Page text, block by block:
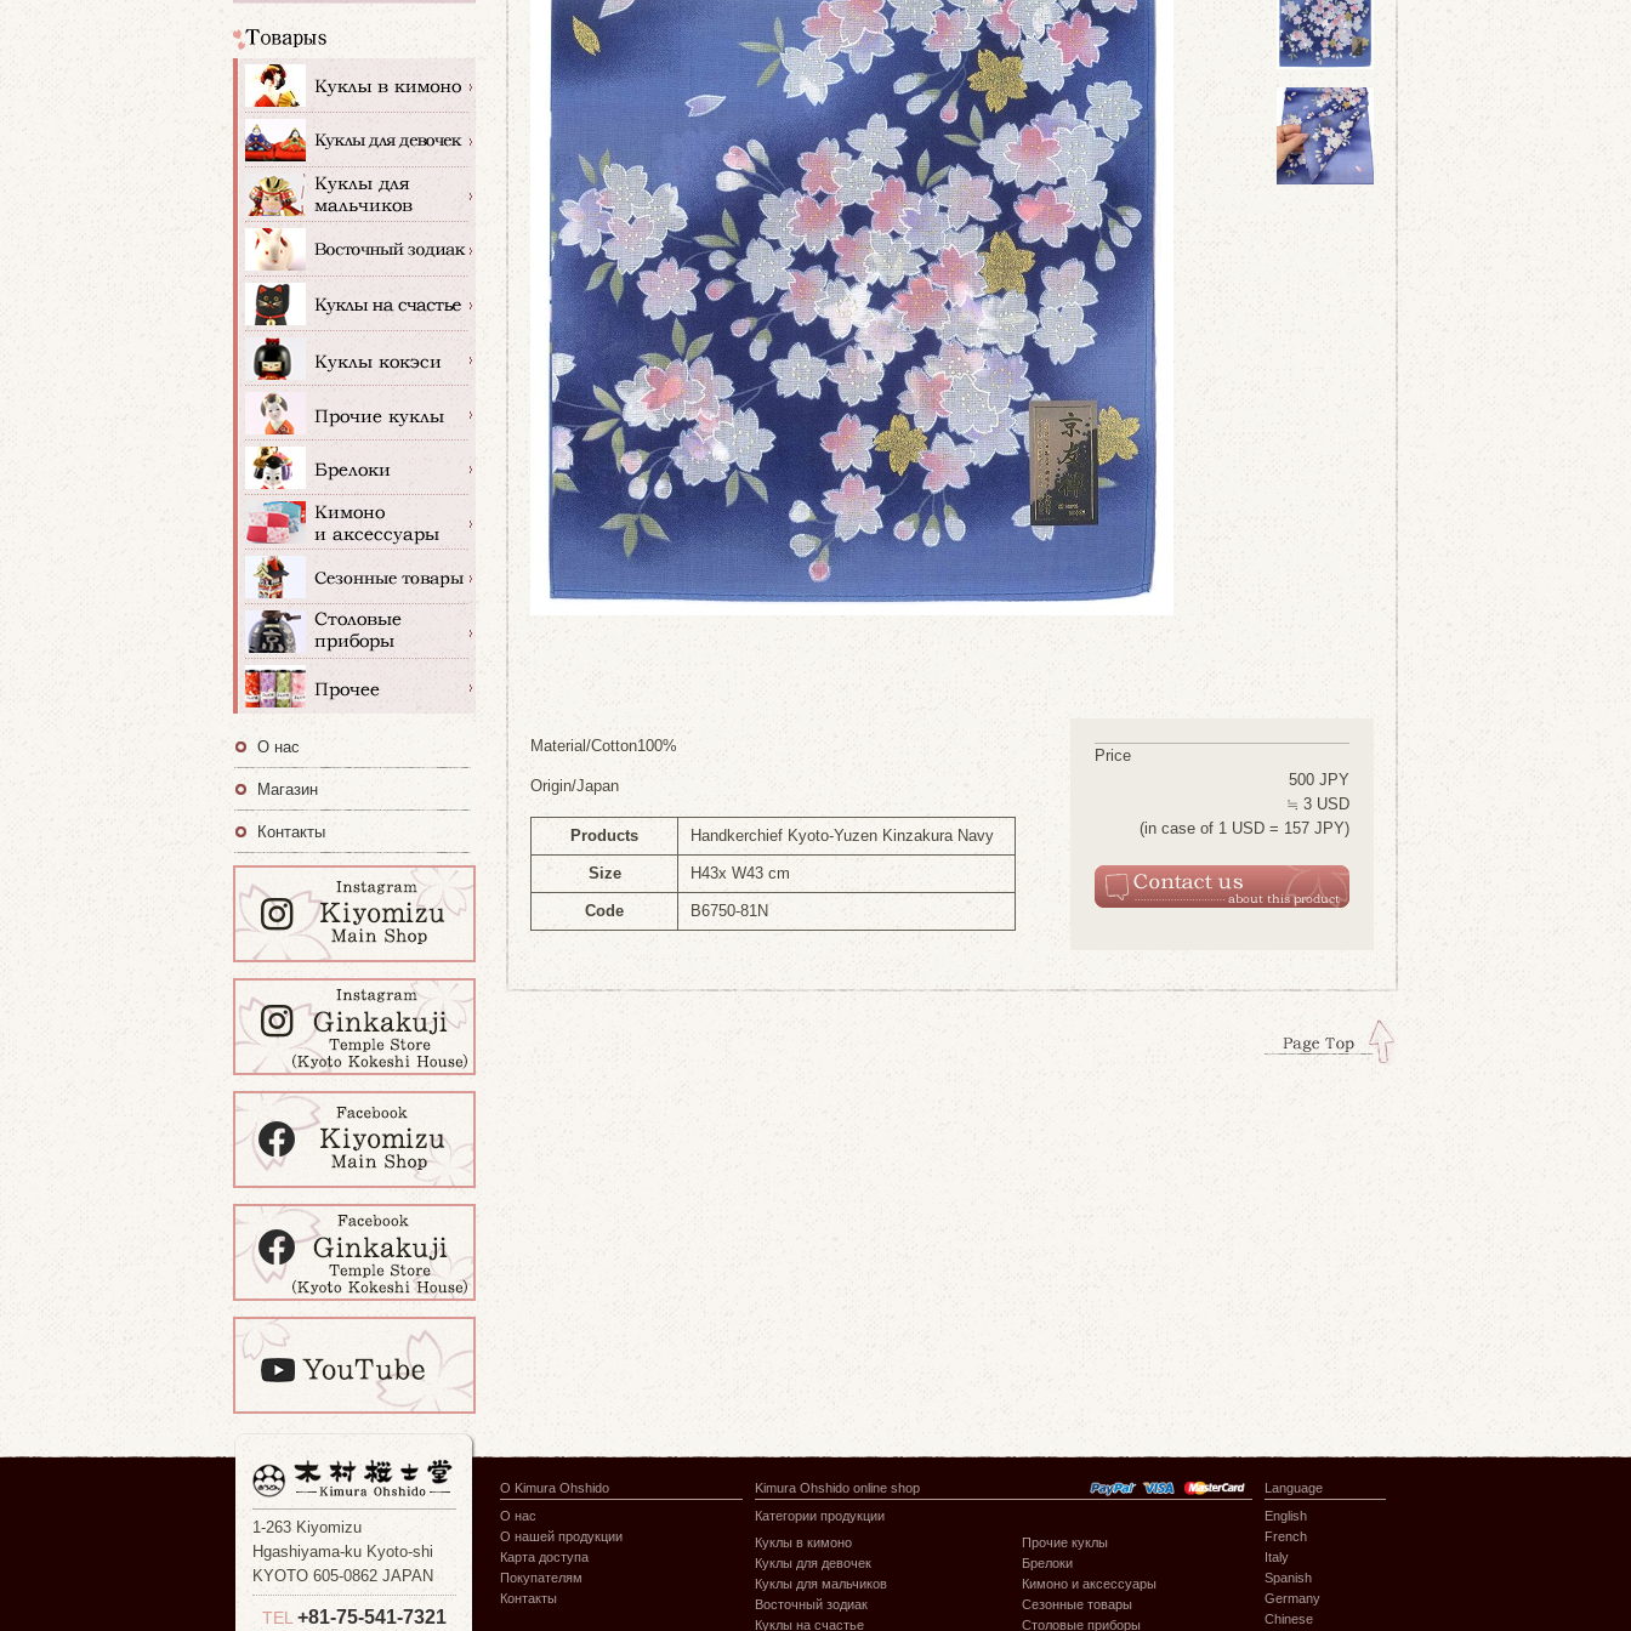
Material/Cotton100%
Origin/Japan
Products Handkerchief Kyoto-Yuzen Kinzakura Navy
Size H43x W43 cm
Code B6750-81N
Price
500 JPY
≒ 3 USD
(in case of 1 USD = 157 JPY)
О нас
Магазин
Контакты
1-263 Kiyomizu
Hgashiyama-ku Kyoto-shi
KYOTO 605-0862 JAPAN
TEL +81-75-541-7321
О Kimura Ohshido
О нас
О нашей продукции
Карта доступа
Покупателям
Контакты
Kimura Ohshido online shop
Категории продукции
Куклы в кимоно
Куклы для девочек
Куклы для мальчиков
Восточный зодиак
Куклы на счастье
Прочие куклы
Брелоки
Кимоно и аксессуары
Сезонные товары
Столовые приборы
Language
English
French
Italy
Spanish
Germany
Chinese